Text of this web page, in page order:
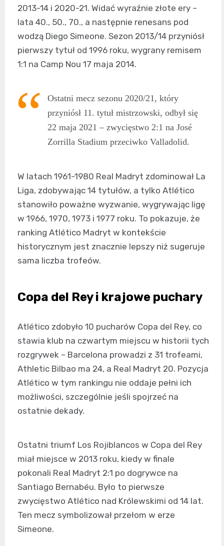
2013-14 i 2020-21. Widać wyraźnie złote ery –
lata 40., 50., 70., a następnie renesans pod
wodzą Diego Simeone. Sezon 2013/14 przyniósł
pierwszy tytuł od 1996 roku, wygrany remisem
1:1 na Camp Nou 17 maja 2014.
Ostatni mecz sezonu 2020/21, który
przyniósł 11. tytuł mistrzowski, odbył się
22 maja 2021 – zwycięstwo 2:1 na José
Zorrilla Stadium przeciwko Valladolid.
W latach 1961-1980 Real Madryt zdominował La
Liga, zdobywając 14 tytułów, a tylko Atlético
stanowiło poważne wyzwanie, wygrywając ligę
w 1966, 1970, 1973 i 1977 roku. To pokazuje, że
ranking Atlético Madryt w kontekście
historycznym jest znacznie lepszy niż sugeruje
sama liczba trofeów.
Copa del Rey i krajowe puchary
Atlético zdobyło 10 pucharów Copa del Rey, co
stawia klub na czwartym miejscu w historii tych
rozgrywek – Barcelona prowadzi z 31 trofeami,
Athletic Bilbao ma 24, a Real Madryt 20. Pozycja
Atlético w tym rankingu nie oddaje pełni ich
możliwości, szczególnie jeśli spojrzeć na
ostatnie dekady.
Ostatni triumf Los Rojiblancos w Copa del Rey
miał miejsce w 2013 roku, kiedy w finale
pokonali Real Madryt 2:1 po dogrywce na
Santiago Bernabéu. Było to pierwsze
zwycięstwo Atlético nad Królewskimi od 14 lat.
Ten mecz symbolizował przełom w erze
Simeone.